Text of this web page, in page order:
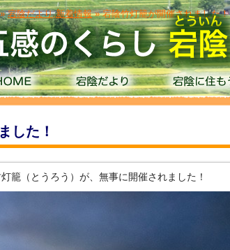
宕陰だより,新着情報» 宕陰竹灯籠が開催されました！
した！
籠（とうろう）が、無事に開催されました！